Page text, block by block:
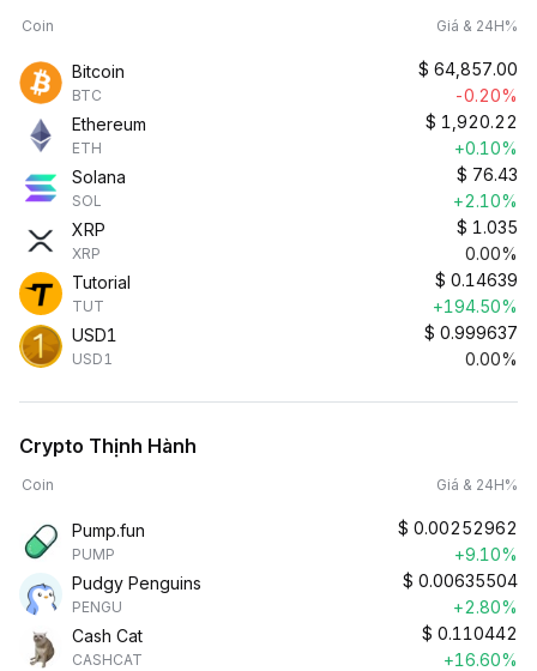
Coin Giá & 24H%
Bitcoin
BTC
$ 64,857.00
-0.20%
Ethereum
ETH
$ 1,920.22
+0.10%
Solana
SOL
$ 76.43
+2.10%
XRP
XRP
$ 1.035
0.00%
Tutorial
TUT
$ 0.14639
+194.50%
USD1
USD1
$ 0.999637
0.00%
Crypto Thịnh Hành
Coin Giá & 24H%
Pump.fun
PUMP
$ 0.00252962
+9.10%
Pudgy Penguins
PENGU
$ 0.00635504
+2.80%
Cash Cat
CASHCAT
$ 0.110442
+16.60%